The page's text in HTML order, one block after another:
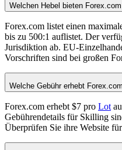
Welchen Hebel bieten
Forex.com listet einen
bis zu 500:1 auflistet. Der
Jurisdiktion ab. EU-
Vorschriften sind bei großen
Welche Gebühr erhebt
Forex.com erhebt $7 pro Lot
Gebührendetails für Skilling
Überprüfen Sie ihre Website